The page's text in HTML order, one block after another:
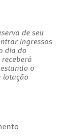
de seu
ingressos
dia do
o
lotação